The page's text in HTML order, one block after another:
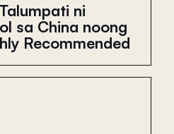
ni
sa China noong
Recommended